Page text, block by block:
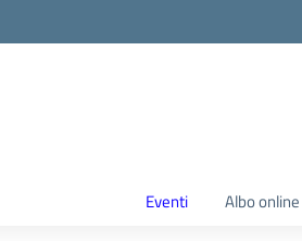
Eventi Albo online